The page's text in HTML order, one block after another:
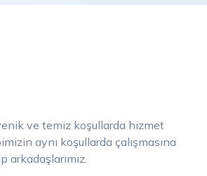
ve temiz koşullarda hizmet
aynı koşullarda çalışmasına
arkadaşlarımız.